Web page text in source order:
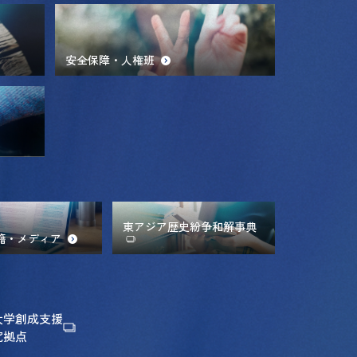
安全保障・人権班
・メディア
東アジア歴史紛争和解事典
創成支援
点